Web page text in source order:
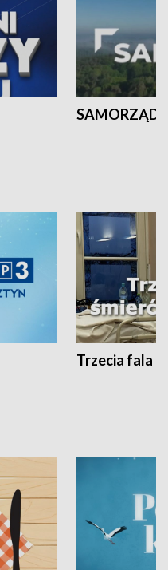
SAMORZĄD
Trzecia fala -